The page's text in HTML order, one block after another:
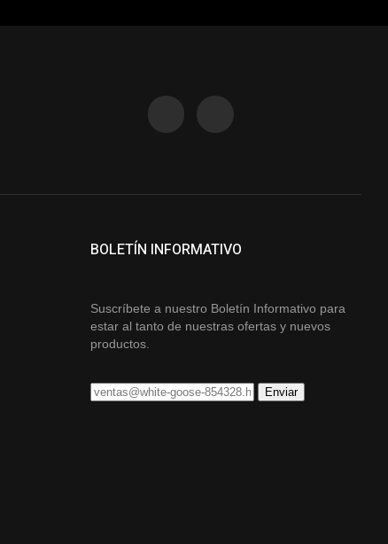
BOLETÍN INFORMATIVO
Suscríbete a nuestro Boletín Informativo para
estar al tanto de nuestras ofertas y nuevos
productos.